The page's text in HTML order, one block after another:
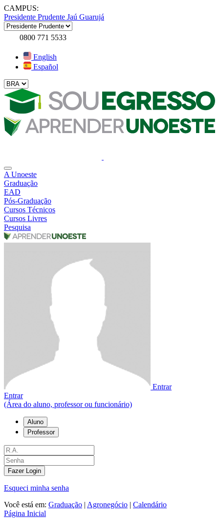
CAMPUS:
Presidente Prudente Jaú Guarujá
0800 771 5533
English
Español
A Unoeste
Graduação
EAD
Pós-Graduação
Cursos Técnicos
Cursos Livres
Pesquisa
Entrar
Entrar
(Área do aluno, professor ou funcionário)
Aluno
Professor
Fazer Login
Esqueci minha senha
Você está em: Graduação | Agronegócio | Calendário
Página Inicial